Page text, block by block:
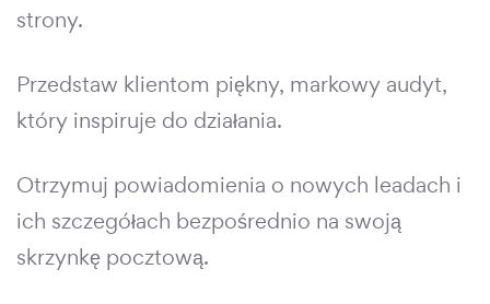
strony.
Przedstaw klientom piękny, markowy audyt,
który inspiruje do działania.
Otrzymuj powiadomienia o nowych leadach i
ich szczegółach bezpośrednio na swoją
skrzynkę pocztową.